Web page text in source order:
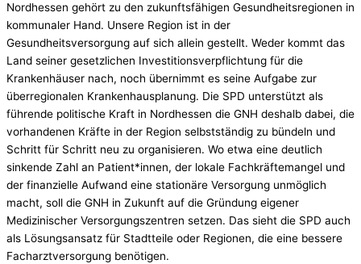
Nordhessen gehört zu den zukunftsfähigen Gesundheitsregionen in
kommunaler Hand. Unsere Region ist in der
Gesundheitsversorgung auf sich allein gestellt. Weder kommt das
Land seiner gesetzlichen Investitionsverpflichtung für die
Krankenhäuser nach, noch übernimmt es seine Aufgabe zur
überregionalen Krankenhausplanung. Die SPD unterstützt als
führende politische Kraft in Nordhessen die GNH deshalb dabei, die
vorhandenen Kräfte in der Region selbstständig zu bündeln und
Schritt für Schritt neu zu organisieren. Wo etwa eine deutlich
sinkende Zahl an Patient*innen, der lokale Fachkräftemangel und
der finanzielle Aufwand eine stationäre Versorgung unmöglich
macht, soll die GNH in Zukunft auf die Gründung eigener
Medizinischer Versorgungszentren setzen. Das sieht die SPD auch
als Lösungsansatz für Stadtteile oder Regionen, die eine bessere
Facharztversorgung benötigen.